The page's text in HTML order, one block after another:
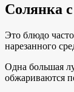
Солянка
Это блюдо
нарезанного
Одна большая
обжариваются